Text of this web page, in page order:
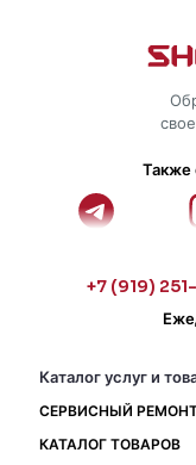
Также
+7 (919)
Каталог услуг и
СЕРВИСНЫЙ
КАТАЛОГ ТОВАРОВ